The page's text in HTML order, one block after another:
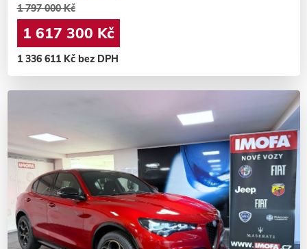
1 797 000 Kč
1 617 300 Kč
1 336 611 Kč bez DPH